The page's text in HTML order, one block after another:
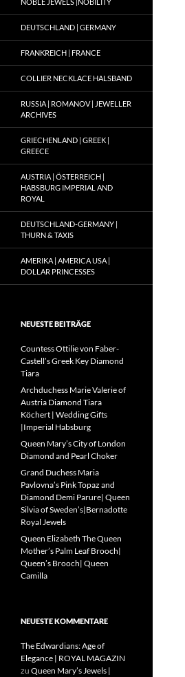
DEUTSCHLAND | GERMANY
FRANKREICH | FRANCE
COLLIER NECKLACE HALSBAND
RUSSIA | ROMANOV | JEWELLER
ARCHIVES
GRIECHENLAND | GREEK |
GREECE
AUSTRIA | ÖSTERREICH |
HABSBURG IMPERIAL AND
ROYAL
DEUTSCHLAND-GERMANY |
THURN & TAXIS
AMERIKA | AMERICA USA |
DOLLAR PRINCESSES
NEUESTE BEITRÄGE
Countess Ottilie von Faber-
Castell’s Greek Key Diamond
Tiara
Archduchess Marie Valerie of
Austria Diamond Tiara
Köchert | Wedding Gifts
|Imperial Habsburg
Queen Mary’s City of London
Diamond and Pearl Choker
Grand Duchess Maria
Pavlovna’s Pink Topaz and
Diamond Demi Parure| Queen
Silvia of Sweden’s|Bernadotte
Royal Jewels
Queen Elizabeth The Queen
Mother’s Palm Leaf Brooch|
Queen’s Brooch| Queen
Camilla
NEUESTE KOMMENTARE
The Edwardians: Age of
Elegance | ROYAL MAGAZIN
zu Queen Mary’s Jewels |